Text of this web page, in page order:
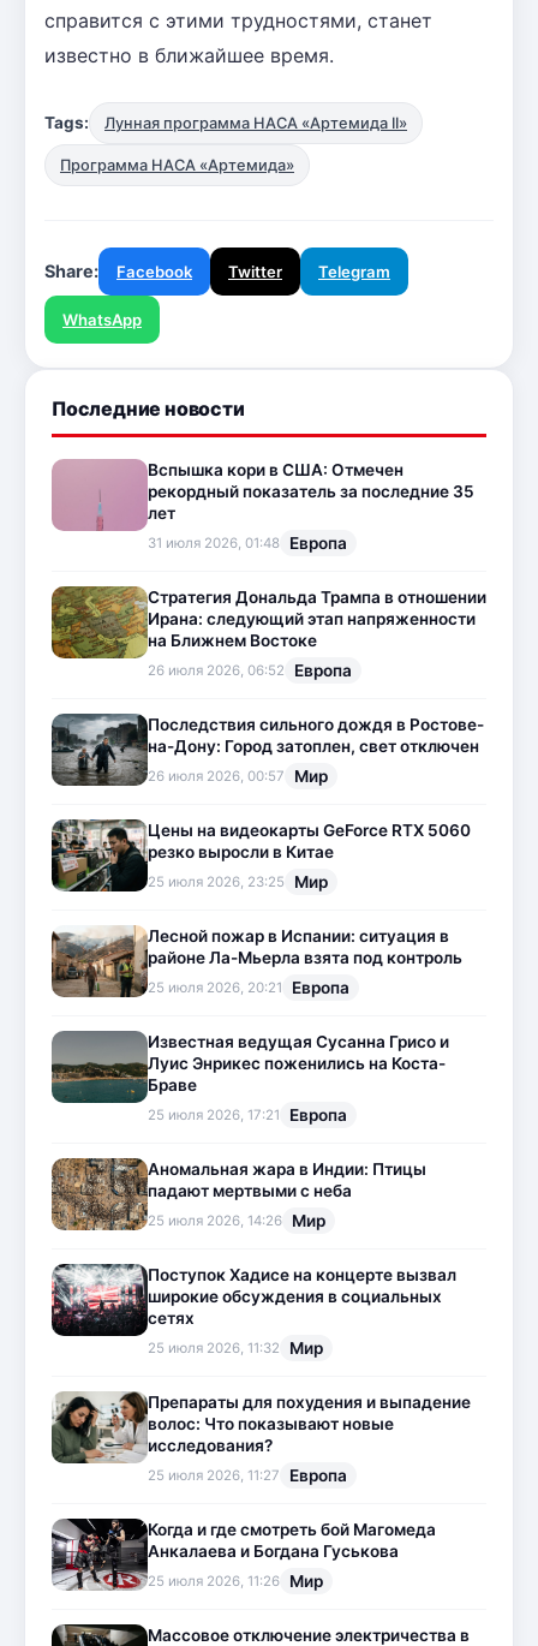
справится с этими трудностями, станет
известно в ближайшее время.
Tags: Лунная программа НАСА «Артемида II»
Программа НАСА «Артемида»
Share: Facebook Twitter Telegram
WhatsApp
Последние новости
Вспышка кори в США: Отмечен
рекордный показатель за последние 35
лет
31 июля 2026, 01:48 Европа
Стратегия Дональда Трампа в отношении
Ирана: следующий этап напряженности
на Ближнем Востоке
26 июля 2026, 06:52 Европа
Последствия сильного дождя в Ростове-
на-Дону: Город затоплен, свет отключен
26 июля 2026, 00:57 Мир
Цены на видеокарты GeForce RTX 5060
резко выросли в Китае
25 июля 2026, 23:25 Мир
Лесной пожар в Испании: ситуация в
районе Ла-Мьерла взята под контроль
25 июля 2026, 20:21 Европа
Известная ведущая Сусанна Грисо и
Луис Энрикес поженились на Коста-
Браве
25 июля 2026, 17:21 Европа
Аномальная жара в Индии: Птицы
падают мертвыми с неба
25 июля 2026, 14:26 Мир
Поступок Хадисе на концерте вызвал
широкие обсуждения в социальных
сетях
25 июля 2026, 11:32 Мир
Препараты для похудения и выпадение
волос: Что показывают новые
исследования?
25 июля 2026, 11:27 Европа
Когда и где смотреть бой Магомеда
Анкалаева и Богдана Гуськова
25 июля 2026, 11:26 Мир
Массовое отключение электричества в